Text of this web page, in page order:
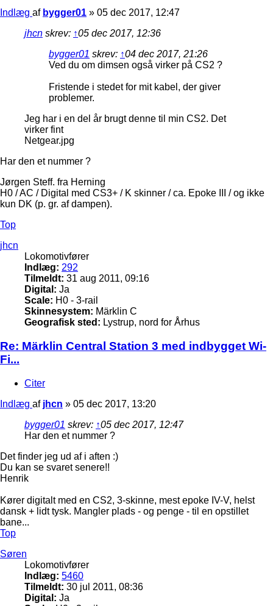
Indlæg af bygger01 » 05 dec 2017, 12:47
jhcn skrev: ↑05 dec 2017, 12:36
bygger01 skrev: ↑04 dec 2017, 21:26
Ved du om dimsen også virker på CS2 ?
Fristende i stedet for mit kabel, der giver
problemer.
Jeg har i en del år brugt denne til min CS2. Det
virker fint
Netgear.jpg
Har den et nummer ?
Jørgen Steff. fra Herning
H0 / AC / Digital med CS3+ / K skinner / ca. Epoke III / og ikke
kun DK (p. gr. af dampen).
Top
jhcn
Lokomotivfører
Indlæg: 292
Tilmeldt: 31 aug 2011, 09:16
Digital: Ja
Scale: H0 - 3-rail
Skinnesystem: Märklin C
Geografisk sted: Lystrup, nord for Århus
Re: Märklin Central Station 3 med indbygget Wi-
Fi...
Citer
Indlæg af jhcn » 05 dec 2017, 13:20
bygger01 skrev: ↑05 dec 2017, 12:47
Har den et nummer ?
Det finder jeg ud af i aften :)
Du kan se svaret senere!!
Henrik
Kører digitalt med en CS2, 3-skinne, mest epoke IV-V, helst
dansk + lidt tysk. Mangler plads - og penge - til en opstillet
bane...
Top
Søren
Lokomotivfører
Indlæg: 5460
Tilmeldt: 30 jul 2011, 08:36
Digital: Ja